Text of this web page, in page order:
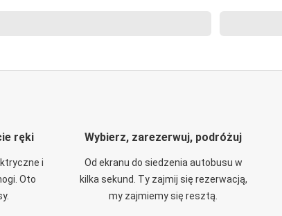
ręki
i
Oto
Wybierz, zarezerwuj, podróżuj
Od ekranu do siedzenia autobusu w
kilka sekund. Ty zajmij się rezerwacją,
my zajmiemy się resztą.